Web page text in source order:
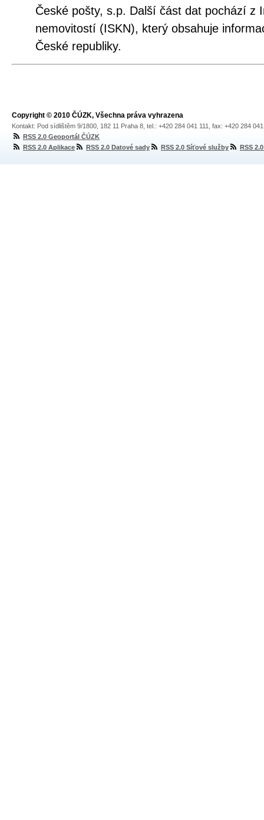
České pošty, s.p. Další část dat pochází z
nemovitostí (ISKN), který obsahuje
České republiky.
Copyright © 2010 ČÚZK, Všechna práva vyhrazena
Kontakt: Pod sídlištěm 9/1800, 182 11 Praha 8, tel.: +420 284 041 111, fax: +420 284
RSS 2.0 Geoportál ČÚZK
RSS 2.0 Aplikace
RSS 2.0 Datové sady RSS 2.0 Síťové služby RSS